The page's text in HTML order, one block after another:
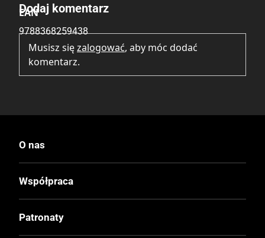
EAN
9788368259438
Dodaj komentarz
Musisz sięzalogować, aby móc dodać
komentarz.
O nas
Współpraca
Patronaty